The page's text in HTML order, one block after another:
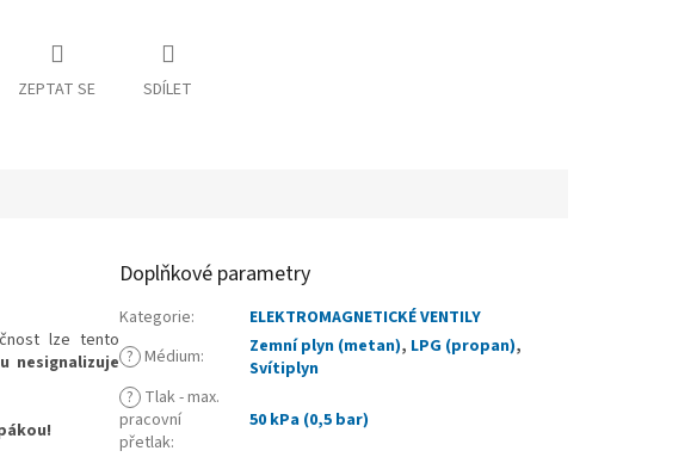
ZEPTAT SE SDÍLET
lze tento
nesignalizuje
Doplňkové parametry
Kategorie:
ELEKTROMAGNETICKÉ VENTILY
? Médium: Zemní plyn (metan), LPG (propan),
Svítiplyn
? Tlak - max.
pracovní
přetlak:
50 kPa (0,5 bar)